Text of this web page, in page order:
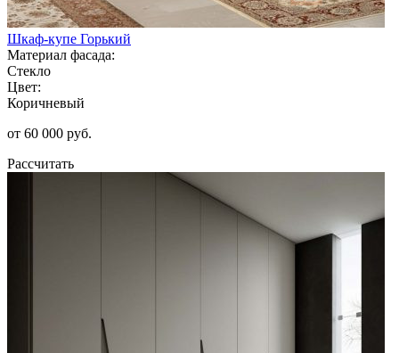
Шкаф-купе Горький
Материал фасада:
Стекло
Цвет:
Коричневый
от 60 000 руб.
Рассчитать